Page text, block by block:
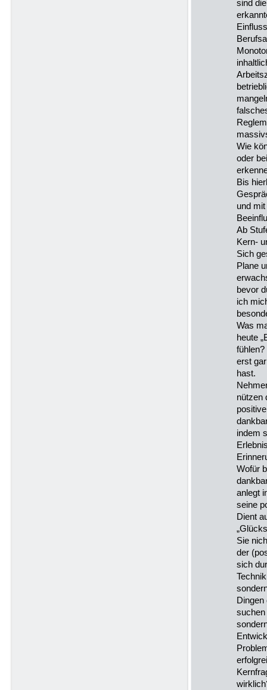
sind
Wie
oder
Bis
und
Ab
Kern-
Sich
Plane
bevor
ich
Was
heute
fühlen?
erst
hast.
nützen
indem
Wofür
anlegt
seine
Dient
Sie
der
sich
Dingen
suchen